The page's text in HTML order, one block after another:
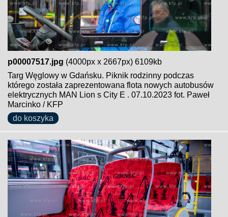
p00007517.jpg (4000px x 2667px) 6109kb
Targ Węglowy w Gdańsku. Piknik rodzinny podczas
którego została zaprezentowana flota nowych autobusów
elektrycznych MAN Lion s City E . 07.10.2023 fot. Paweł
Marcinko / KFP
do koszyka